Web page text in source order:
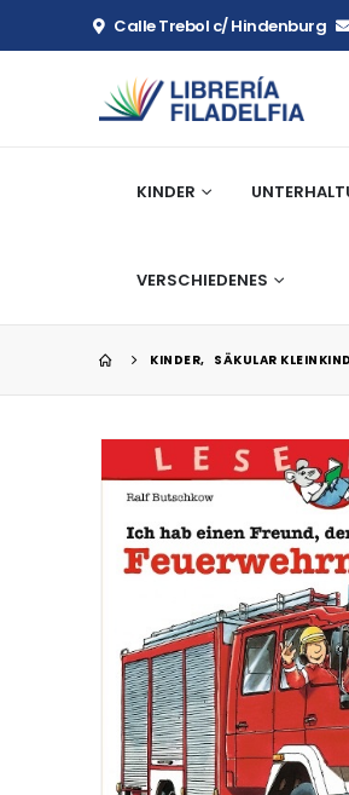
Calle Trebol c/ Hindenburg
KINDER
VERSCHIEDENES
KINDER, SÄKULAR